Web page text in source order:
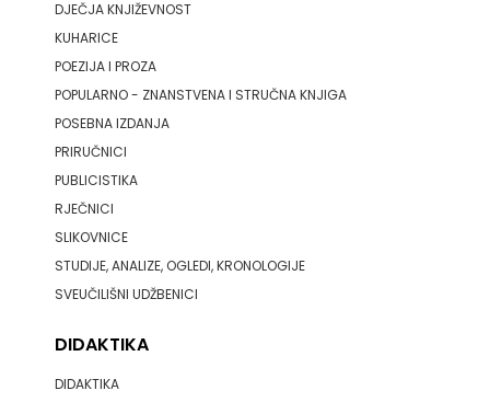
DJEČJA KNJIŽEVNOST
KUHARICE
POEZIJA I PROZA
POPULARNO - ZNANSTVENA I STRUČNA KNJIGA
POSEBNA IZDANJA
PRIRUČNICI
PUBLICISTIKA
RJEČNICI
SLIKOVNICE
STUDIJE, ANALIZE, OGLEDI, KRONOLOGIJE
SVEUČILIŠNI UDŽBENICI
DIDAKTIKA
DIDAKTIKA